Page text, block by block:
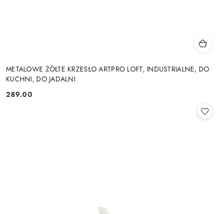
METALOWE ŻÓŁTE KRZESŁO ARTPRO LOFT, INDUSTRIALNE, DO
KUCHNI, DO JADALNI
Cena:
289.00